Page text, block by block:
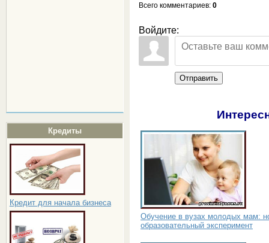
Кредиты
Кредит для начала бизнеса
Всего комментариев: 0
Войдите:
Отправить
Обучение в вузах молодых мам:
образовательный эксперимент